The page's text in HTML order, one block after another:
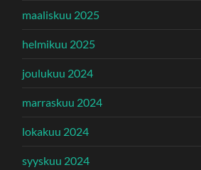
maaliskuu 2025
helmikuu 2025
joulukuu 2024
marraskuu 2024
lokakuu 2024
syyskuu 2024